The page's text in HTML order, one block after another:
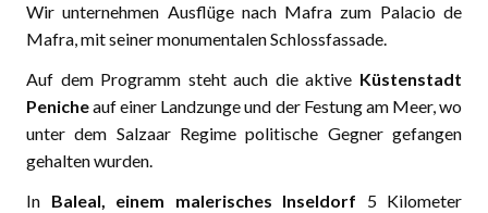
Wir unternehmen Ausflüge nach Mafra zum Palacio de
Mafra, mit seiner monumentalen Schlossfassade.
Auf dem Programm steht auch die aktive Küstenstadt
Penicheauf einer Landzunge und der Festung am Meer, wo
unter dem Salzaar Regime politische Gegner gefangen
gehalten wurden.
In Baleal, einem malerisches Inseldorf 5 Kilometer